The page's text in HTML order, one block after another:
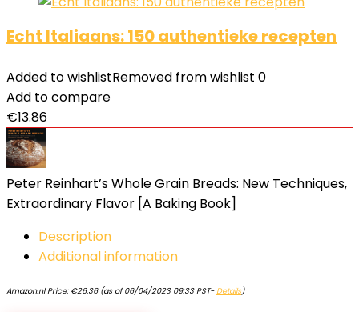
Echt Italiaans: 150 authentieke recepten
Added to wishlistRemoved from wishlist 0
Add to compare
€13.86
Peter Reinhart’s Whole Grain Breads: New Techniques,
Extraordinary Flavor [A Baking Book]
Description
Additional information
Amazon.nl Price: €26.36(as of 06/04/2023 09:33 PST-Details)